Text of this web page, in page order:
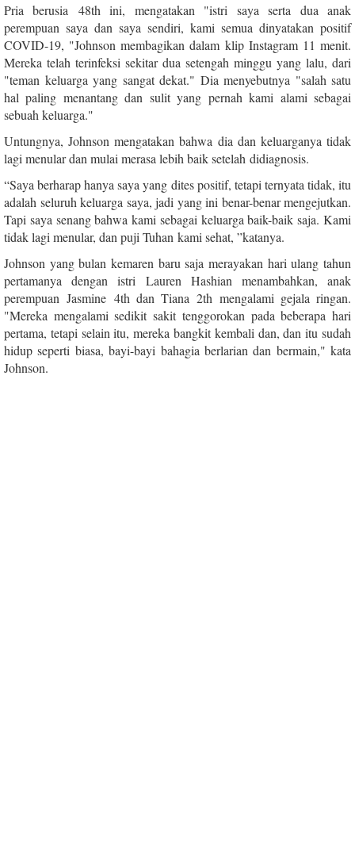
Pria berusia 48th ini, mengatakan "istri saya serta dua anak
perempuan saya dan saya sendiri, kami semua dinyatakan positif
COVID-19, "Johnson membagikan dalam klip Instagram 11 menit.
Mereka telah terinfeksi sekitar dua setengah minggu yang lalu, dari
"teman keluarga yang sangat dekat." Dia menyebutnya "salah satu
hal paling menantang dan sulit yang pernah kami alami sebagai
sebuah keluarga."
Untungnya, Johnson mengatakan bahwa dia dan keluarganya tidak
lagi menular dan mulai merasa lebih baik setelah didiagnosis.
“Saya berharap hanya saya yang dites positif, tetapi ternyata tidak, itu
adalah seluruh keluarga saya, jadi yang ini benar-benar mengejutkan.
Tapi saya senang bahwa kami sebagai keluarga baik-baik saja. Kami
tidak lagi menular, dan puji Tuhan kami sehat, ”katanya.
Johnson yang bulan kemaren baru saja merayakan hari ulang tahun
pertamanya dengan istri Lauren Hashian menambahkan, anak
perempuan Jasmine 4th dan Tiana 2th mengalami gejala ringan.
"Mereka mengalami sedikit sakit tenggorokan pada beberapa hari
pertama, tetapi selain itu, mereka bangkit kembali dan, dan itu sudah
hidup seperti biasa, bayi-bayi bahagia berlarian dan bermain," kata
Johnson.